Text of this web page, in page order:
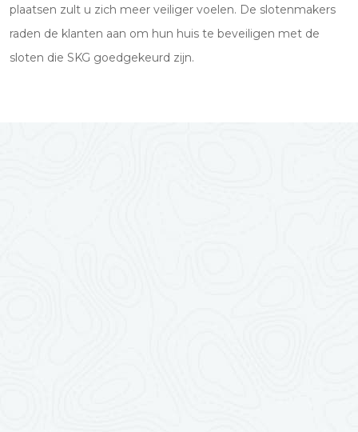
plaatsen zult u zich meer veiliger voelen. De slotenmakers
raden de klanten aan om hun huis te beveiligen met de
sloten die SKG goedgekeurd zijn.